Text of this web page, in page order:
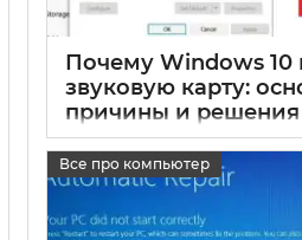
Почему Windows 10
звуковую карту:
причины и решения
17 05 2025 0
Все про компьютер